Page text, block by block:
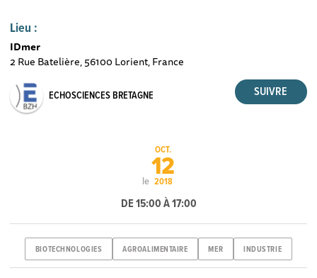
Lieu :
IDmer
2 Rue Batelière, 56100 Lorient, France
ECHOSCIENCES BRETAGNE
le
OCT.
12
2018
DE 15:00 À 17:00
BIOTECHNOLOGIES AGROALIMENTAIRE MER INDUSTRIE